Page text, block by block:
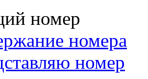
номер
номера
номер